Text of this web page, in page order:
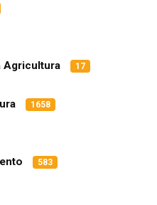
Agricultura 17
1658
583